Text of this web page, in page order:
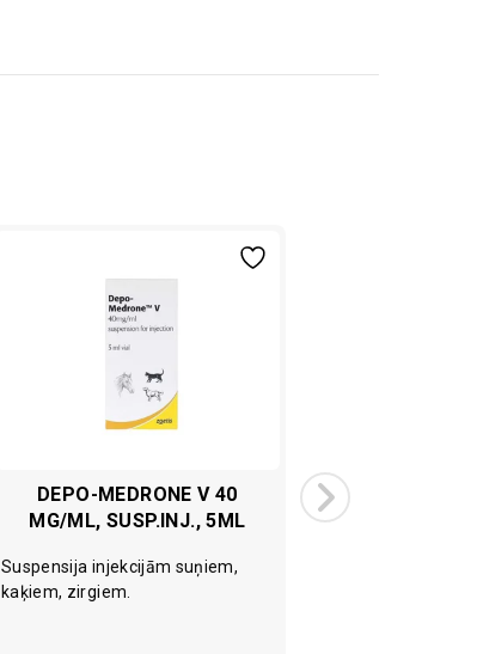
DEPO-MEDRONE V 40
MG/ML, SUSP.INJ., 5ML
Suspensija injekcijām suņiem,
kaķiem, zirgiem.
KETONVIELU
STRIPI GOVĪM